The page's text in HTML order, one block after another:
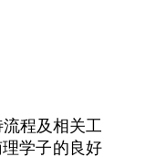
程及相关工
学子的良好